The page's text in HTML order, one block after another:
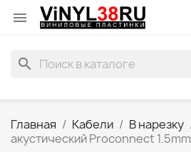

search
Главная Кабели В нарезку
акустический Proconnect 1.5mm